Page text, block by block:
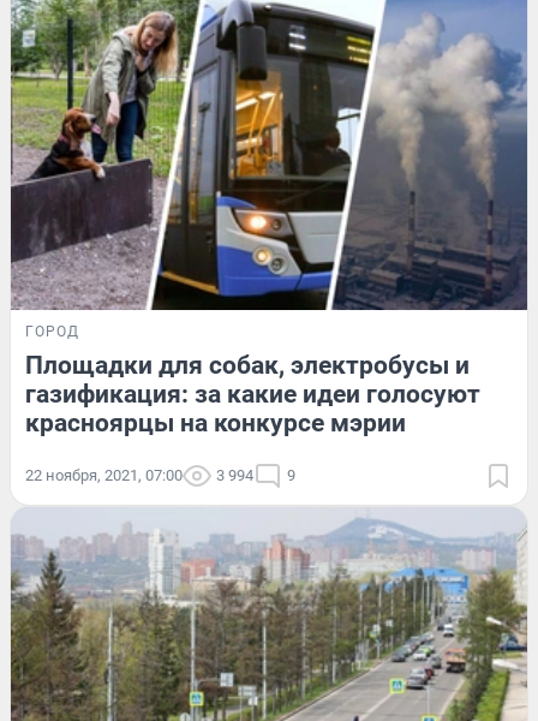
ГОРОД
Площадки для собак, электробусы и
газификация: за какие идеи голосуют
красноярцы на конкурсе мэрии
22 ноября, 2021, 07:00 3 994 9